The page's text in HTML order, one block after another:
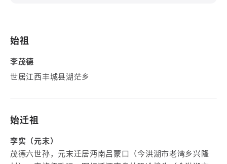
始祖
李茂德
世居江西丰城县湖茫乡
始迁祖
李实（元末）
茂德六世孙，元末迁居沔南吕蒙口（今洪湖市老湾乡兴隆